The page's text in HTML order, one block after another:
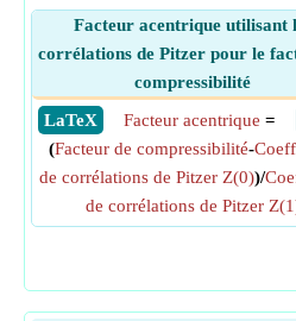
Facteur acentrique utilisant
corrélations de Pitzer pour le
compressibilité
​ LaTeX
Facteur acentrique =
(Facteur de compressibilité-
de corrélations de Pitzer Z(0))/
de corrélations de Pitzer